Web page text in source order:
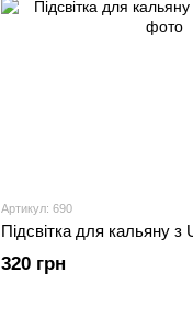
Артикул: 690
Підсвітка для кальяну з
320 грн